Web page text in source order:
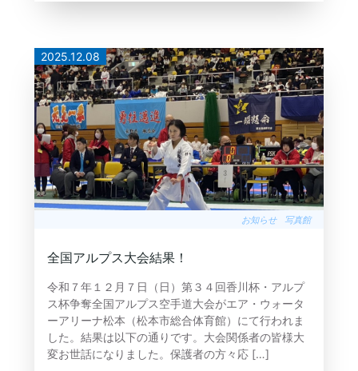
2025.12.08
お知らせ 写真館
全国アルプス大会結果！
令和７年１２月７日（日）第３４回香川杯・アルプ
ス杯争奪全国アルプス空手道大会がエア・ウォータ
ーアリーナ松本（松本市総合体育館）にて行われま
した。結果は以下の通りです。大会関係者の皆様大
変お世話になりました。保護者の方々応 […]